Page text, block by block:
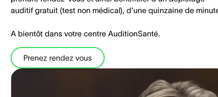
auditif gratuit (test non médical), d'une quinzaine de
A bientôt dans votre centre AuditionSanté.
Prenez rendez vous